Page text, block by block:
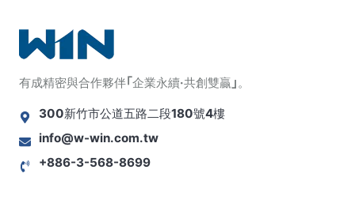
有成精密與合作夥伴｢企業永續·共創雙贏｣。
300新竹市公道五路二段180號4樓
info@w-win.com.tw
+886-3-568-8699